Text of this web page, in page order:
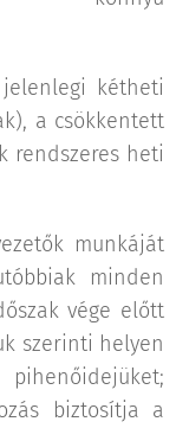
kétheti
a csökkentett
rendszeres heti
munkáját
minden
vége előtt
szerinti helyen
biztosítja a